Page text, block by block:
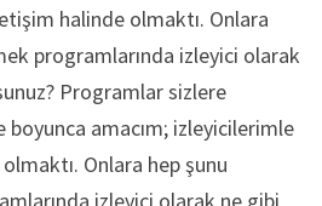
halinde olmaktı. Onlara
programlarında izleyici olarak
Programlar sizlere
boyunca amacım; izleyicilerimle
Onlara hep şunu